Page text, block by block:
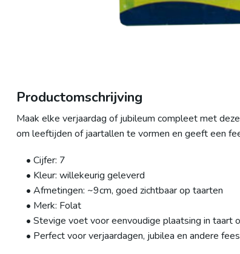
Productomschrijving
Maak elke verjaardag of jubileum compleet met
om leeftijden of jaartallen te vormen en geeft een
• Cijfer: 7
• Kleur: willekeurig geleverd
• Afmetingen: ~9cm, goed zichtbaar op taarten
• Merk: Folat
• Stevige voet voor eenvoudige plaatsing in taart
• Perfect voor verjaardagen, jubilea en andere